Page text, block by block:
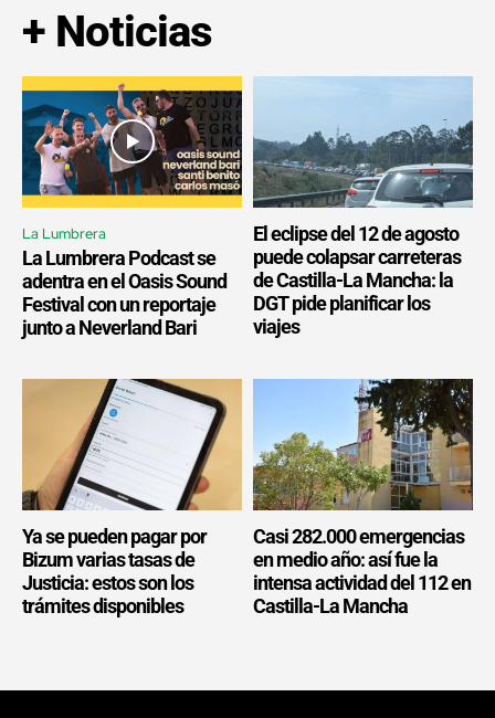
+ Noticias
La Lumbrera
La Lumbrera Podcast se
adentra en el Oasis Sound
Festival con un reportaje
junto a Neverland Bari
El eclipse del 12 de agosto
puede colapsar carreteras
de Castilla-La Mancha: la
DGT pide planificar los
viajes
Ya se pueden pagar por
Bizum varias tasas de
Justicia: estos son los
trámites disponibles
Casi 282.000 emergencias
en medio año: así fue la
intensa actividad del 112 en
Castilla-La Mancha